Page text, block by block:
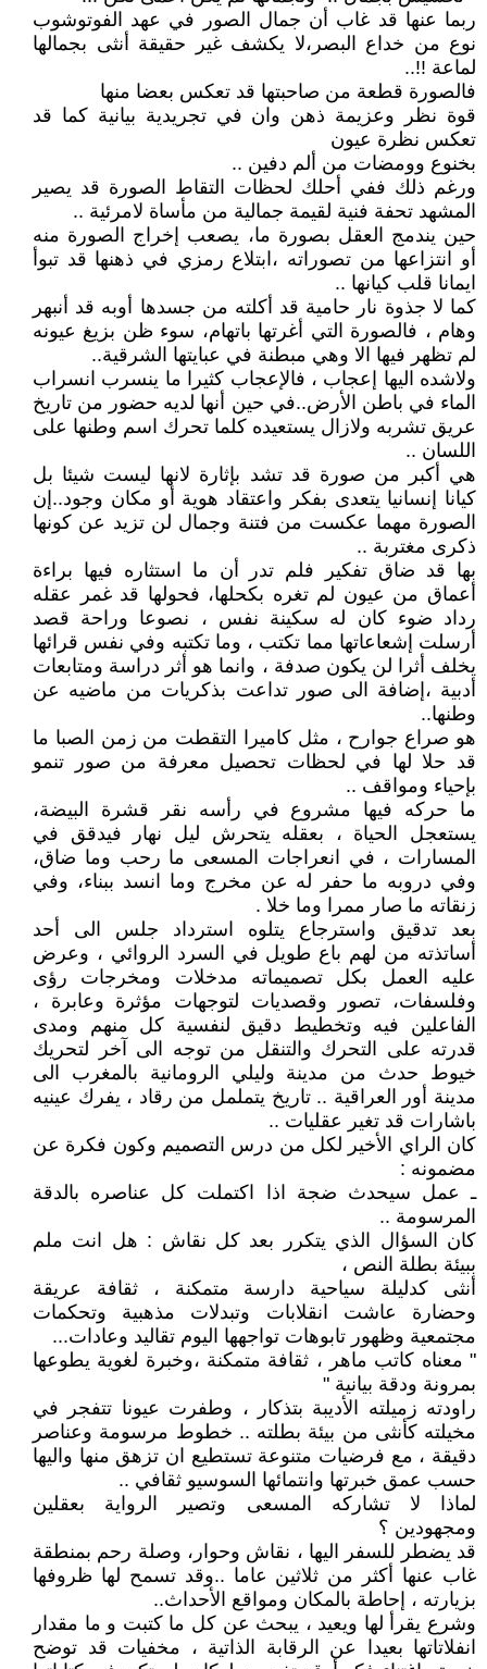
ربما عنها قد غاب أن جمال الصور في عهد الفوتوشوب
نوع من خداع البصر،لا يكشف غير حقيقة أنثى بجمالها
لماعة !!..
فالصورة قطعة من صاحبتها قد تعكس بعضا منها
قوة نظر وعزيمة ذهن وان في تجريدية بيانية كما قد
تعكس نظرة عيون
بخنوع وومضات من ألم دفين ..
ورغم ذلك ففي أحلك لحظات التقاط الصورة قد يصير
المشهد تحفة فنية لقيمة جمالية من مأساة لامرئية ..
حين يندمج العقل بصورة ما، يصعب إخراج الصورة منه
أو انتزاعها من تصوراته ،ابتلاع رمزي في ذهنها قد تبوأ
ايمانا قلب كيانها ..
كما لا جذوة نار حامية قد أكلته من جسدها أوبه قد أنبهر
وهام ، فالصورة التي أغرتها باتهام، سوء ظن بزيغ عيونه
لم تظهر فيها الا وهي مبطنة في عبايتها الشرقية..
ولاشده اليها إعجاب ، فالإعجاب كثيرا ما ينسرب انسراب
الماء في باطن الأرض..في حين أنها لديه حضور من تاريخ
عريق تشربه ولازال يستعيده كلما تحرك اسم وطنها على
اللسان ..
هي أكبر من صورة قد تشد بإثارة لانها ليست شيئا بل
كيانا إنسانيا يتعدى بفكر واعتقاد هوية أو مكان وجود..إن
الصورة مهما عكست من فتنة وجمال لن تزيد عن كونها
ذكرى مغتربة ..
بها قد ضاق تفكير فلم تدر أن ما استثاره فيها براءة
أعماق من عيون لم تغره بكحلها، فحولها قد غمر عقله
رداد ضوء كان له سكينة نفس ، نصوعا وراحة قصد
أرسلت إشعاعاتها مما تكتب ، وما تكتبه وفي نفس قرائها
يخلف أثرا لن يكون صدفة ، وانما هو أثر دراسة ومتابعات
أدبية ،إضافة الى صور تداعت بذكريات من ماضيه عن
وطنها..
هو صراع جوارح ، مثل كاميرا التقطت من زمن الصبا ما
قد حلا لها في لحظات تحصيل معرفة من صور تنمو
بإحياء ومواقف ..
ما حركه فيها مشروع في رأسه نقر قشرة البيضة،
يستعجل الحياة ، بعقله يتحرش ليل نهار فيدقق في
المسارات ، في انعراجات المسعى ما رحب وما ضاق،
وفي دروبه ما حفر له عن مخرج وما انسد ببناء، وفي
زنقاته ما صار ممرا وما خلا .
بعد تدقيق واسترجاع يتلوه استرداد جلس الى أحد
أساتذته من لهم باع طويل في السرد الروائي ، وعرض
عليه العمل بكل تصميماته مدخلات ومخرجات رؤى
وفلسفات، تصور وقصديات لتوجهات مؤثرة وعابرة ،
الفاعلين فيه وتخطيط دقيق لنفسية كل منهم ومدى
قدرته على التحرك والتنقل من توجه الى آخر لتحريك
خيوط حدث من مدينة وليلي الرومانية بالمغرب الى
مدينة أور العراقية .. تاريخ يتململ من رقاد ، يفرك عينيه
باشارات قد تغير عقليات ..
كان الراي الأخير لكل من درس التصميم وكون فكرة عن
مضمونه :
ـ عمل سيحدث ضجة اذا اكتملت كل عناصره بالدقة
المرسومة ..
كان السؤال الذي يتكرر بعد كل نقاش : هل انت ملم
ببيئة بطلة النص ،
أنثى كدليلة سياحية دارسة متمكنة ، ثقافة عريقة
وحضارة عاشت انقلابات وتبدلات مذهبية وتحكمات
مجتمعية وظهور تابوهات تواجهها اليوم تقاليد وعادات...
" معناه كاتب ماهر ، ثقافة متمكنة ،وخبرة لغوية يطوعها
بمرونة ودقة بيانية "
راودته زميلته الأديبة بتذكار ، وطفرت عيونا تتفجر في
مخيلته كأنثى من بيئة بطلته .. خطوط مرسومة وعناصر
دقيقة ، مع فرضيات متنوعة تستطيع ان تزهق منها واليها
حسب عمق خبرتها وانتمائها السوسيو ثقافي ..
لماذا لا تشاركه المسعى وتصير الرواية بعقلين
ومجهودين ؟
قد يضطر للسفر اليها ، نقاش وحوار، وصلة رحم بمنطقة
غاب عنها أكثر من ثلاثين عاما ..وقد تسمح لها ظروفها
بزيارته ، إحاطة بالمكان ومواقع الأحداث..
وشرع يقرأ لها ويعيد ، يبحث عن كل ما كتبت و ما مقدار
انفلاتاتها بعيدا عن الرقابة الذاتية ، مخفيات قد توضح